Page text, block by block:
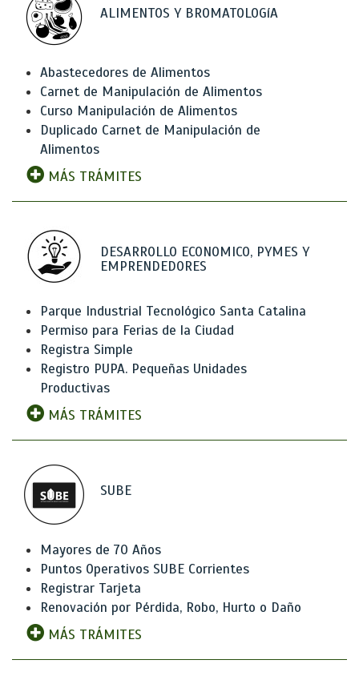
ALIMENTOS Y BROMATOLOGíA
Abastecedores de Alimentos
Carnet de Manipulación de Alimentos
Curso Manipulación de Alimentos
Duplicado Carnet de Manipulación de
Alimentos
MÁS TRÁMITES
DESARROLLO ECONOMICO, PYMES Y
EMPRENDEDORES
Parque Industrial Tecnológico Santa Catalina
Permiso para Ferias de la Ciudad
Registra Simple
Registro PUPA. Pequeñas Unidades
Productivas
MÁS TRÁMITES
SUBE
Mayores de 70 Años
Puntos Operativos SUBE Corrientes
Registrar Tarjeta
Renovación por Pérdida, Robo, Hurto o Daño
MÁS TRÁMITES